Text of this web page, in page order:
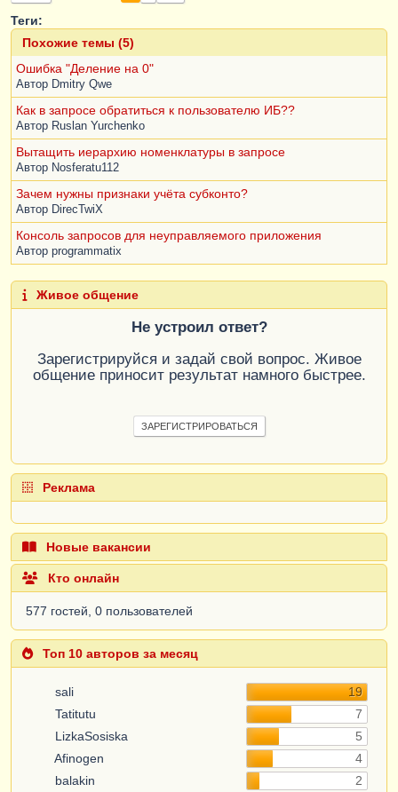
Теги:
Похожие темы (5)
Ошибка "Деление на 0"
Автор Dmitry Qwe
Как в запросе обратиться к пользователю ИБ??
Автор Ruslan Yurchenko
Вытащить иерархию номенклатуры в запросе
Автор Nosferatu112
Зачем нужны признаки учёта субконто?
Автор DirecTwiX
Консоль запросов для неуправляемого приложения
Автор programmatix
Живое общение
Не устроил ответ?
Зарегистрируйся и задай свой вопрос. Живое
общение приносит результат намного быстрее.
ЗАРЕГИСТРИРОВАТЬСЯ
Реклама
Новые вакансии
Кто онлайн
577 гостей, 0 пользователей
Топ 10 авторов за месяц
sali
19
Tatitutu
7
LizkaSosiska
5
Afinogen
4
balakin
2